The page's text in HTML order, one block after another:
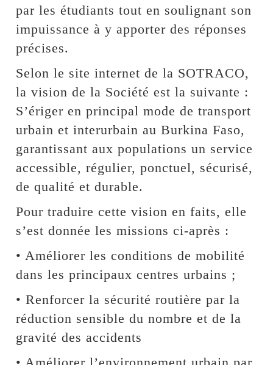
par les étudiants tout en soulignant son
impuissance à y apporter des réponses
précises.
Selon le site internet de la SOTRACO,
la vision de la Société est la suivante :
S’ériger en principal mode de transport
urbain et interurbain au Burkina Faso,
garantissant aux populations un service
accessible, régulier, ponctuel, sécurisé,
de qualité et durable.
Pour traduire cette vision en faits, elle
s’est donnée les missions ci-après :
• Améliorer les conditions de mobilité
dans les principaux centres urbains ;
• Renforcer la sécurité routière par la
réduction sensible du nombre et de la
gravité des accidents